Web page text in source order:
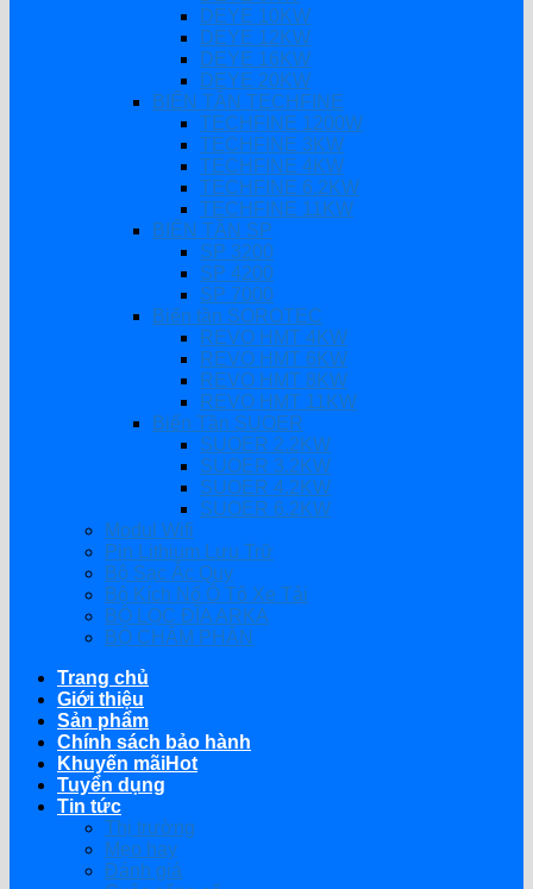
DEYE 10KW
DEYE 12KW
DEYE 16KW
DEYE 20KW
BIẾN TẦN TECHFINE
TECHFINE 1200W
TECHFINE 3KW
TECHFINE 4KW
TECHFINE 6.2KW
TECHFINE 11KW
BIẾN TẦN SP
SP 3200
SP 4200
SP 7000
Biến tần SOROTEC
REVO HMT 4KW
REVO HMT 6KW
REVO HMT 8KW
REVO HMT 11KW
Biến Tần SUOER
SUOER 2.2KW
SUOER 3.2KW
SUOER 4.2KW
SUOER 6.2KW
Modul Wifi
Pin Lithium Lưu Trữ
Bộ Sạc Ắc Quy
Bộ Kích Nổ Ô Tô Xe Tải
BỘ LỌC ĐĨA ARKA
BỘ CHÂM PHÂN
Trang chủ
Giới thiệu
Sản phẩm
Chính sách bảo hành
Khuyến mãi
Tuyển dụng
Tin tức
Thị trường
Mẹo hay
Đánh giá